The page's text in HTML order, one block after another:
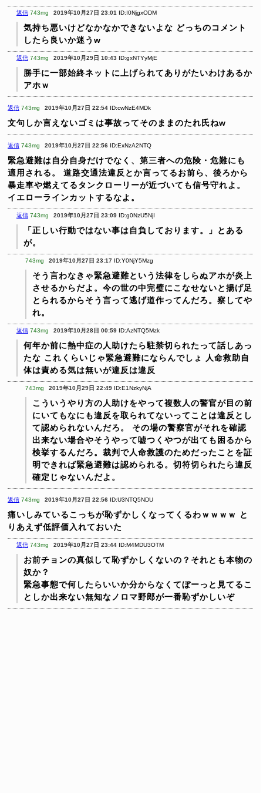
返信 743mg 2019年10月27日 23:01 ID:I0NjgxODM
気持ち悪いけどなかなかできないよな どっちのコメント
したら良いか迷うw
返信 743mg 2019年10月29日 10:43 ID:gxNTYyMjE
勝手に一部始終ネットに上げられてありがたいわけあるか
アホｗ
返信 743mg 2019年10月27日 22:54 ID:cwNzE4MDk
文句しか言えないゴミは事故ってそのままのたれ氏ねw
返信 743mg 2019年10月27日 22:56 ID:ExNzA2NTQ
緊急避難は自分自身だけでなく、第三者への危険・危難にも
適用される。
道路交通法違反とか言ってるお前ら、後ろから
暴走車や燃えてるタンクローリーが近づいても信号守れよ。
イエローラインカットするなよ。
返信 743mg 2019年10月27日 23:09 ID:g0NzU5NjI
「正しい行動ではない事は自負しております。」とある
が。
743mg 2019年10月27日 23:17 ID:Y0NjY5Mzg
そう言わなきゃ緊急避難という法律をしらぬアホが炎上
させるからだよ。今の世の中完璧にこなせないと揚げ足
とられるからそう言って逃げ道作ってんだろ。察してや
れ。
返信 743mg 2019年10月28日 00:59 ID:AzNTQ5Mzk
何年か前に熱中症の人助けたら駐禁切られたって話しあっ
たな これくらいじゃ緊急避難にならんでしょ
人命救助自
体は責める気は無いが違反は違反
743mg 2019年10月29日 22:49 ID:E1NzkyNjA
こういうやり方の人助けをやって複数人の警官が目の前
にいてもなにも違反を取られてないってことは違反とし
て認められないんだろ。
その場の警察官がそれを確認
出来ない場合やそうやって嘘つくやつが出ても困るから
検挙するんだろ。裁判で人命救護のためだったことを証
明できれば緊急避難は認められる。切符切られたら違反
確定じゃないんだよ。
返信 743mg 2019年10月27日 22:56 ID:U3NTQ5NDU
痛いしみているこっちが恥ずかしくなってくるわｗｗｗｗ
と
りあえず低評価入れておいた
返信 743mg 2019年10月27日 23:44 ID:M4MDU3OTM
お前チョンの真似して恥ずかしくないの？それとも本物の
奴か？
緊急事態で何したらいいか分からなくてぼーっと見てるこ
としか出来ない無知なノロマ野郎が一番恥ずかしいぞ